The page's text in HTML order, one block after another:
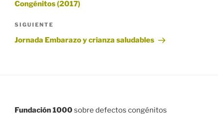
Congénitos (2017)
Siguiente
entrada
SIGUIENTE
Jornada Embarazo y crianza saludables
Fundación 1000sobre defectos congénitos